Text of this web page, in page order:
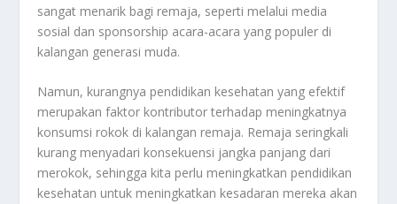
sangat menarik bagi remaja, seperti melalui media
sosial dan sponsorship acara-acara yang populer di
kalangan generasi muda.
Namun, kurangnya pendidikan kesehatan yang efektif
merupakan faktor kontributor terhadap meningkatnya
konsumsi rokok di kalangan remaja. Remaja seringkali
kurang menyadari konsekuensi jangka panjang dari
merokok, sehingga kita perlu meningkatkan pendidikan
kesehatan untuk meningkatkan kesadaran mereka akan